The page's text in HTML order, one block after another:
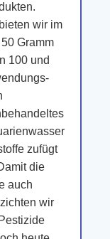
wir im
Gramm
100 und
zufügt
die
auch
wir